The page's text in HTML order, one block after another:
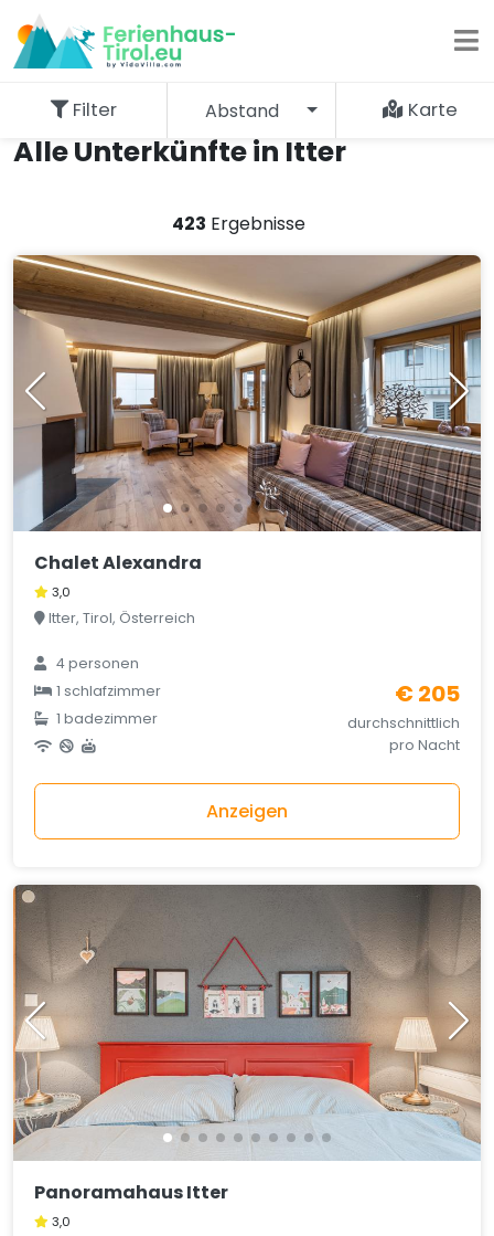
Alle Unterkünfte in Itter
423 Ergebnisse
Filter Abstand Karte
Chalet Alexandra
3,0
Itter, Tirol, Österreich
4 personen
1 schlafzimmer
1 badezimmer
€ 205
durchschnittlich
pro Nacht
Anzeigen
Panoramahaus Itter
3,0